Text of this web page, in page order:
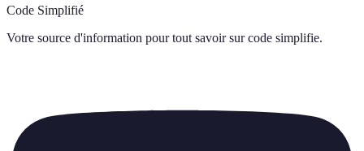
Code Simplifié
Votre source d'information pour tout savoir sur code simplifie.